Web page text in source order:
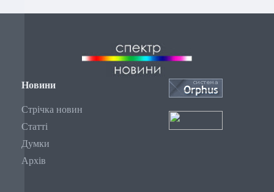
Новини
Стрічка новин
Статті
Думки
Архів